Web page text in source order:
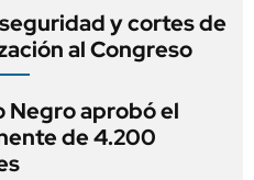
y cortes de
al Congreso
Negro aprobó el
de 4.200